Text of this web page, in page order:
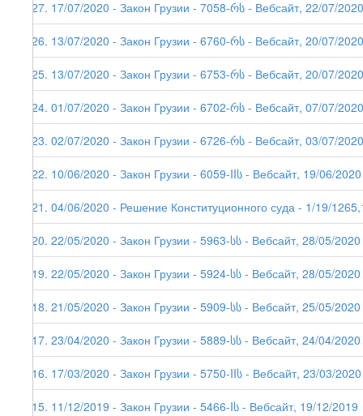
227. 17/07/2020 - Закон Грузии - 7058-რს - Вебсайт, 22/07/2020
226. 13/07/2020 - Закон Грузии - 6760-რს - Вебсайт, 20/07/2020
225. 13/07/2020 - Закон Грузии - 6753-რს - Вебсайт, 20/07/2020
224. 01/07/2020 - Закон Грузии - 6702-რს - Вебсайт, 07/07/2020
223. 02/07/2020 - Закон Грузии - 6726-რს - Вебсайт, 03/07/2020
222. 10/06/2020 - Закон Грузии - 6059-IIს - Вебсайт, 19/06/2020
221. 04/06/2020 - Решение Конституционного суда - 1/19/
220. 22/05/2020 - Закон Грузии - 5963-სს - Вебсайт, 28/05/2020
219. 22/05/2020 - Закон Грузии - 5924-სს - Вебсайт, 28/05/2020
218. 21/05/2020 - Закон Грузии - 5909-სს - Вебсайт, 25/05/2020
217. 23/04/2020 - Закон Грузии - 5889-სს - Вебсайт, 24/04/2020
216. 17/03/2020 - Закон Грузии - 5750-IIს - Вебсайт, 23/03/2020
215. 11/12/2019 - Закон Грузии - 5466-Iს - Вебсайт, 19/12/2019